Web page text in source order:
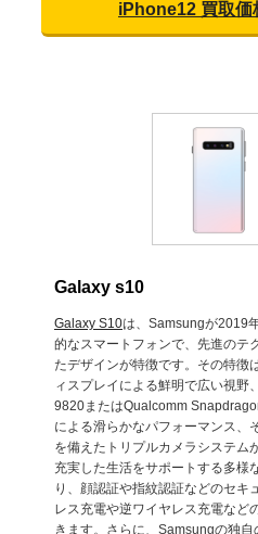
iPhone12 買取価
Galaxy s10
Galaxy S10は、Samsungが2019
的なスマートフォンで、先進のテ
たデザインが特徴です。その特徴
ィスプレイによる鮮明で広い視野
9820またはQualcomm
による滑らかなパフォーマンス、
を備えたトリプルカメラシステム
充実した生活をサポートする多様
り、顔認証や指紋認証などのセキ
レス充電や逆ワイヤレス充電など
きます。さらに、Samsungの独